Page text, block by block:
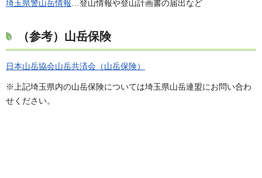
埼玉県警山岳情報 …登山情報や登山計画書の届出など
（参考）山岳保険
日本山岳協会山岳共済会（山岳保険）
※上記埼玉県内の山岳保険については埼玉県山岳連盟にお問い合わ
せください。